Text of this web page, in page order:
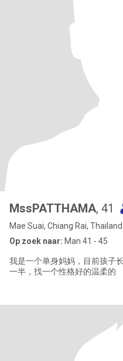
MssPATTHAMA, 41
Mae Suai, Chiang Rai, Thailand
Op zoek naar: Man 41 - 45
我是一个单身妈妈，目前孩子
一半，找一个性格好的温柔的